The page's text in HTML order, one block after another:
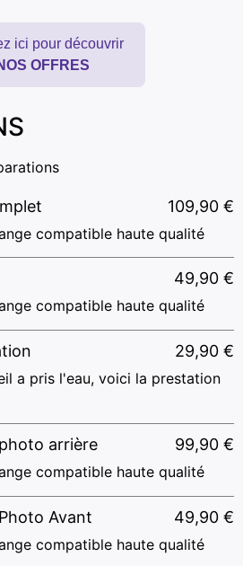
ici pour découvrir
OFFRES
109,90 €
compatible haute qualité
49,90 €
compatible haute qualité
29,90 €
a pris l'eau, voici la prestation
arrière 99,90 €
compatible haute qualité
Avant 49,90 €
compatible haute qualité